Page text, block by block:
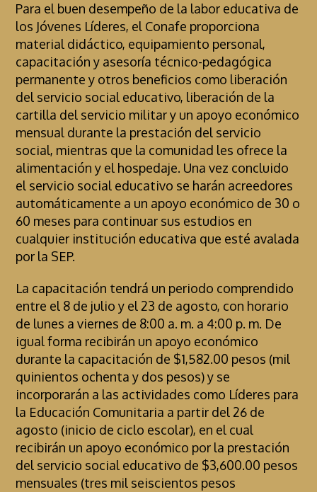
Para el buen desempeño de la labor educativa de
los Jóvenes Líderes, el Conafe proporciona
material didáctico, equipamiento personal,
capacitación y asesoría técnico-pedagógica
permanente y otros beneficios como liberación
del servicio social educativo, liberación de la
cartilla del servicio militar y un apoyo económico
mensual durante la prestación del servicio
social, mientras que la comunidad les ofrece la
alimentación y el hospedaje. Una vez concluido
el servicio social educativo se harán acreedores
automáticamente a un apoyo económico de 30 o
60 meses para continuar sus estudios en
cualquier institución educativa que esté avalada
por la SEP.
La capacitación tendrá un periodo comprendido
entre el 8 de julio y el 23 de agosto, con horario
de lunes a viernes de 8:00 a. m. a 4:00 p. m. De
igual forma recibirán un apoyo económico
durante la capacitación de $1,582.00 pesos (mil
quinientos ochenta y dos pesos) y se
incorporarán a las actividades como Líderes para
la Educación Comunitaria a partir del 26 de
agosto (inicio de ciclo escolar), en el cual
recibirán un apoyo económico por la prestación
del servicio social educativo de $3,600.00 pesos
mensuales (tres mil seiscientos pesos